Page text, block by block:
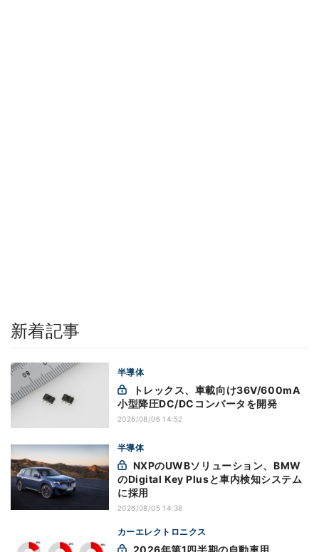
新着記事
半導体
小型降圧DC/DCコンバータを開発
2026/08/06 14:52
半導体
のDigital Key Plusと車内検知システム
に採用
2026/08/05 14:38
カーエレクトロニクス